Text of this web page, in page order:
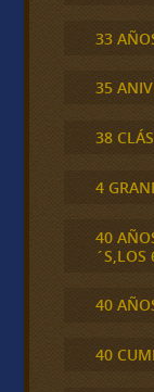
33
35
38
4
40
´S,LOS
40
40